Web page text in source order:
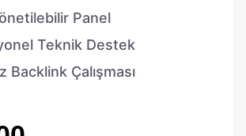
Panel
Teknik Destek
Backlink Çalışması